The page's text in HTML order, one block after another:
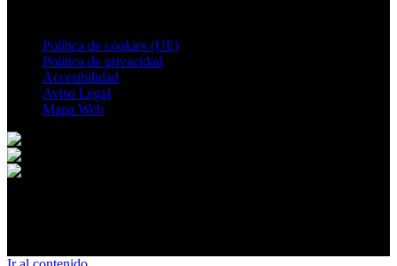
Política de cookies (UE)
Política de privacidad
Accesibilidad
Aviso Legal
Mapa Web